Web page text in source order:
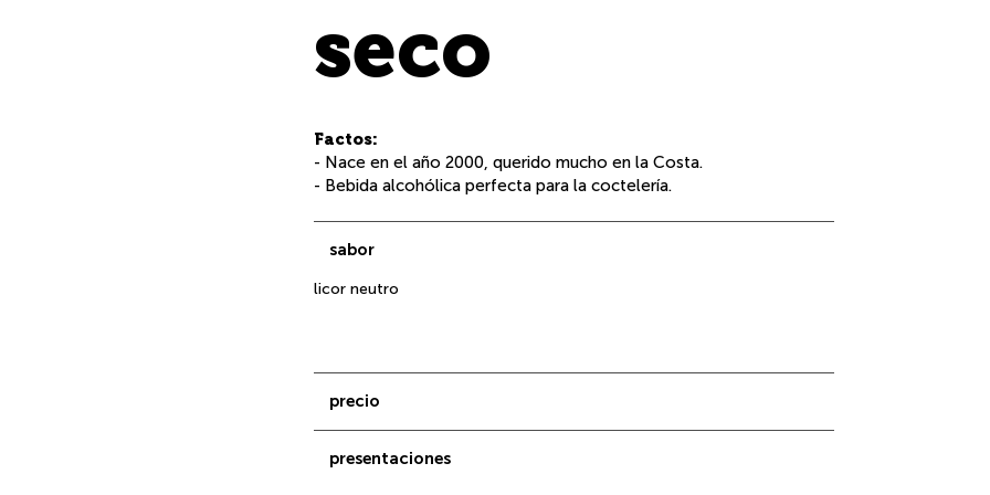
seco
Factos:
- Nace en el año 2000, querido mucho en la Costa.
- Bebida alcohólica perfecta para la coctelería.
sabor
licor neutro
precio
presentaciones